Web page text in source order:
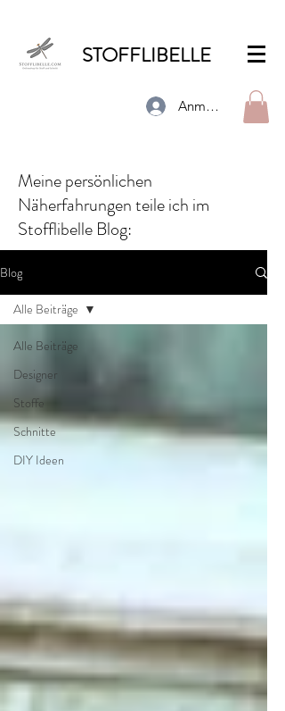
STOFFLIBELLE
Anmelden
Meine persönlichen
Näherfahrungen teile ich im
Stofflibelle Blog:
Blog
Alle Beiträge
Designer
Stoffe
Schnitte
DIY Ideen
Alle Beiträge